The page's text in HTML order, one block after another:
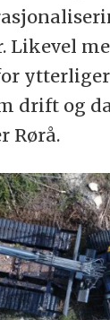
Likevel
drift og
Rørå.